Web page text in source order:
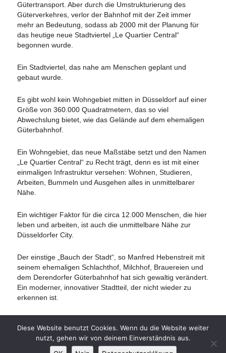
Gütertransport. Aber durch die Umstrukturierung des
Güterverkehres, verlor der Bahnhof mit der Zeit immer
mehr an Bedeutung, sodass ab 2000 mit der Planung für
das heutige neue Stadtviertel „Le Quartier Central“
begonnen wurde.
Ein Stadtviertel, das nahe am Menschen geplant und
gebaut wurde.
Es gibt wohl kein Wohngebiet mitten in Düsseldorf auf einer
Größe von 360.000 Quadratmetern, das so viel
Abwechslung bietet, wie das Gelände auf dem ehemaligen
Güterbahnhof.
Ein Wohngebiet, das neue Maßstäbe setzt und den Namen
„Le Quartier Central“ zu Recht trägt, denn es ist mit einer
einmaligen Infrastruktur versehen: Wohnen, Studieren,
Arbeiten, Bummeln und Ausgehen alles in unmittelbarer
Nähe.
Ein wichtiger Faktor für die circa 12.000 Menschen, die hier
leben und arbeiten, ist auch die unmittelbare Nähe zur
Düsseldorfer City.
Der einstige „Bauch der Stadt“, so Manfred Hebenstreit mit
seinem ehemaligen Schlachthof, Milchhof, Brauereien und
dem Derendorfer Güterbahnhof hat sich gewaltig verändert.
Ein moderner, innovativer Stadtteil, der nicht wieder zu
erkennen ist.
Datenschutz Links
Diese Website benutzt Cookies. Wenn du die Website weiter
nutzt, gehen wir von deinem Einverständnis aus.